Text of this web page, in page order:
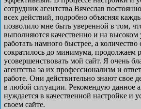
сотрудник агентства Вячеслав
всех действий, подробно объясняя
позволило мне быть уверенной в том,
выполняются качественно и на высоком
работать намного быстрее, а
сократилось до минимума, продолжаем
усовершенствовать мой сайт. Я очень
агентства за их профессионализм и
работе. Они действительно знают свое
в любой ситуации. Рекомендую данное
нуждается в качественной настройке и
своем сайте.